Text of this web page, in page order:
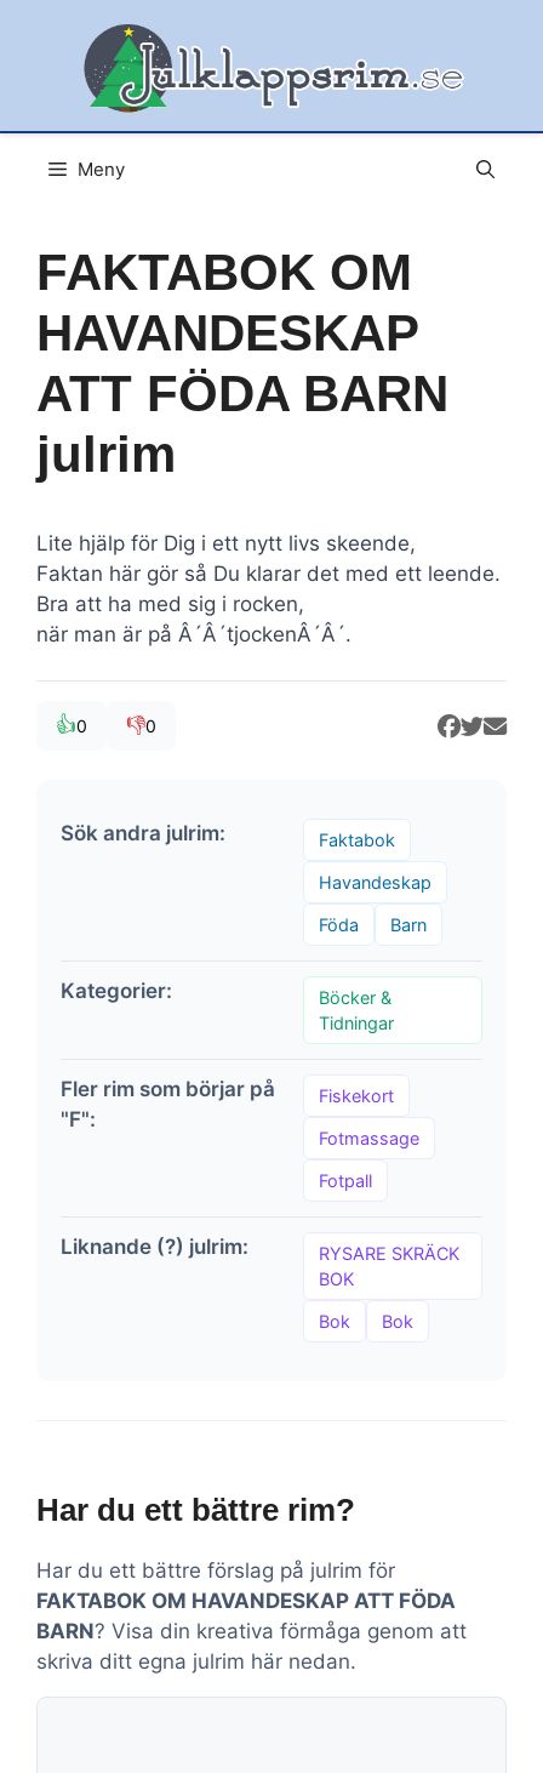
Meny
FAKTABOK OM
HAVANDESKAP
ATT FÖDA BARN
julrim
Lite hjälp för Dig i ett nytt livs skeende,
Faktan här gör så Du klarar det med ett leende.
Bra att ha med sig i rocken,
när man är på Â´Â´tjockenÂ´Â´.
👍0 👎0
Sök andra julrim: Faktabok
Havandeskap
Föda Barn
Kategorier:
Böcker &
Tidningar
Fler rim som börjar på
"F":
Fiskekort
Fotmassage
Fotpall
Liknande (?) julrim:
RYSARE SKRÄCK
BOK
Bok Bok
Har du ett bättre rim?
Har du ett bättre förslag på julrim för
FAKTABOK OM HAVANDESKAP ATT FÖDA
BARN? Visa din kreativa förmåga genom att
skriva ditt egna julrim här nedan.
Kommentar